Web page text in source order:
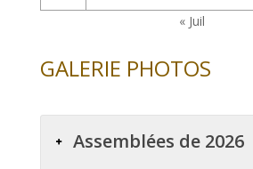
« Juil
GALERIE PHOTOS
Assemblées de 2026